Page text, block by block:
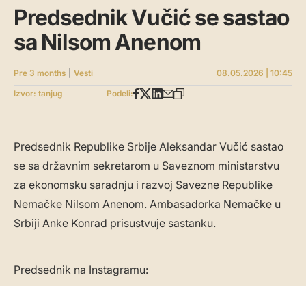
Predsednik Vučić se sastao
sa Nilsom Anenom
Pre 3 months Vesti
08.05.2026 | 10:45
Izvor: tanjug
Podeli:
Predsednik Republike Srbije Aleksandar Vučić sastao
se sa državnim sekretarom u Saveznom ministarstvu
za ekonomsku saradnju i razvoj Savezne Republike
Nemačke Nilsom Anenom. Ambasadorka Nemačke u
Srbiji Anke Konrad prisustvuje sastanku.
Predsednik na Instagramu: